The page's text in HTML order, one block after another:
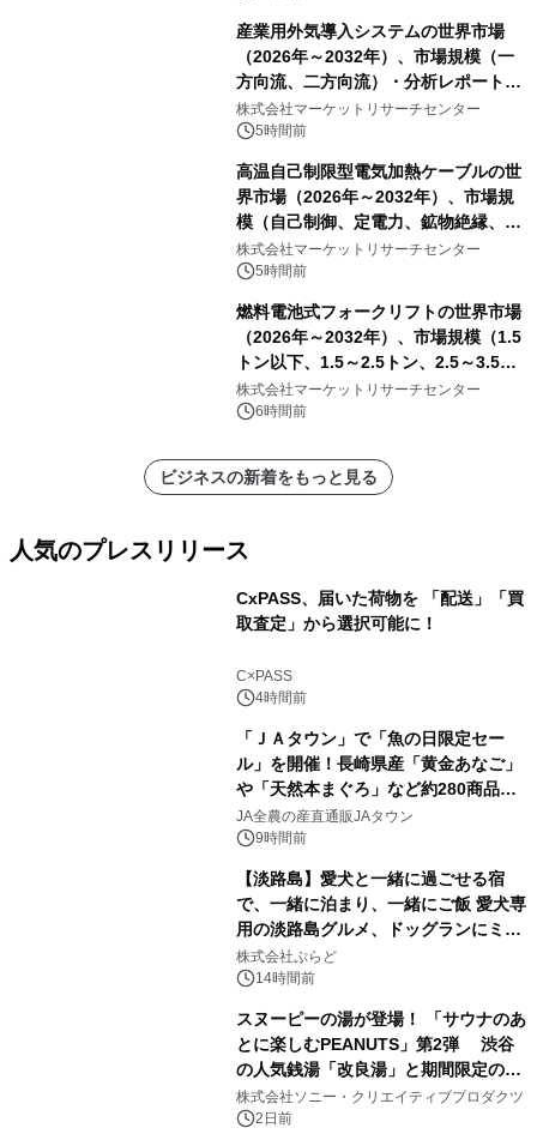
産業用外気導入システムの世界市場
（2026年～2032年）、市場規模（一
方向流、二方向流）・分析レポートを
発表
株式会社マーケットリサーチセンター
5時間前
高温自己制限型電気加熱ケーブルの世
界市場（2026年～2032年）、市場規
模（自己制御、定電力、鉱物絶縁、表
皮効果）・分析レポートを発表
株式会社マーケットリサーチセンター
5時間前
燃料電池式フォークリフトの世界市場
（2026年～2032年）、市場規模（1.5
トン以下、1.5～2.5トン、2.5～3.5ト
ン、3.5～5.0トン、その他）・分析レ
ポートを発表
株式会社マーケットリサーチセンター
6時間前
ビジネスの新着をもっと見る
人気のプレスリリース
CxPASS、届いた荷物を 「配送」「買
取査定」から選択可能に！
C×PASS
4時間前
「ＪＡタウン」で「魚の日限定セー
ル」を開催！長崎県産「黄金あなご」
や「天然本まぐろ」など約280商品を
販売！～毎月１０日の定例企画～
JA全農の産直通販JAタウン
9時間前
【淡路島】愛犬と一緒に過ごせる宿
で、一緒に泊まり、一緒にご飯 愛犬専
用の淡路島グルメ、ドッグランにミニ
プール グランピングとトレーラーハウ
スの2施設で
株式会社ぷらど
14時間前
スヌーピーの湯が登場！ 「サウナのあ
とに楽しむPEANUTS」第2弾 渋谷
の人気銭湯「改良湯」と期間限定のコ
ラボレーション サウナイキタイコラ
ボグッズも発売決定！
株式会社ソニー・クリエイティブプロダクツ
2日前